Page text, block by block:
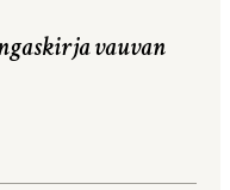
vauvan